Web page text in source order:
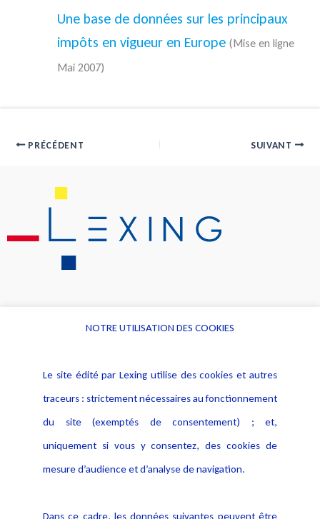
Une base de données sur les principaux
impôts en vigueur en Europe (Mise en ligne
Mai 2007)
PRÉCÉDENT SUIVANT
Alerte professionnelle
Déclaration d'accessibilité
Notice Légale
Politique de protection des
données
Publications
NOTRE UTILISATION DES COOKIES
Le site édité par Lexing utilise des cookies et autres
traceurs : strictement nécessaires au fonctionnement
du site (exemptés de consentement) ; et,
uniquement si vous y consentez, des cookies de
mesure d’audience et d’analyse de navigation.
Dans ce cadre, les données suivantes peuvent être